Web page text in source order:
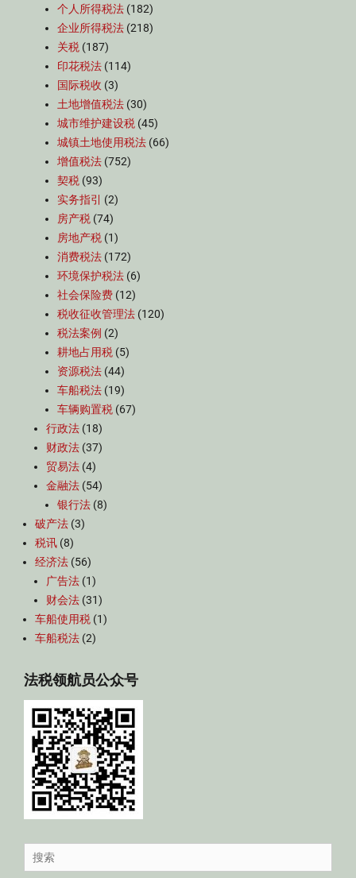
个人所得税法 (182)
企业所得税法 (218)
关税 (187)
印花税法 (114)
国际税收 (3)
土地增值税法 (30)
城市维护建设税 (45)
城镇土地使用税法 (66)
增值税法 (752)
契税 (93)
实务指引
(2)
房产税 (74)
房地产税 (1)
消费税法 (172)
环境保护税法 (6)
社会保险费 (12)
税收征收管理法 (120)
税法案例 (2)
耕地占用税 (5)
资源税法 (44)
车船税法 (19)
车辆购置税 (67)
行政法 (18)
财政法 (37)
贸易法 (4)
金融法 (54)
银行法 (8)
破产法 (3)
税讯 (8)
经济法 (56)
广告法 (1)
财会法 (31)
车船使用税 (1)
车船税法 (2)
法税领航员公众号
Search
for: